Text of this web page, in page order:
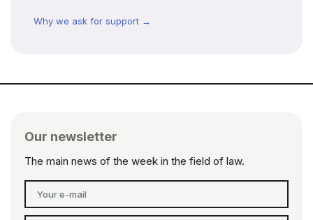
Why we ask for support →
Our newsletter
The main news of the week in the field of law.